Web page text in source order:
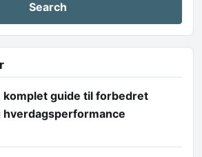
guide til forbedret